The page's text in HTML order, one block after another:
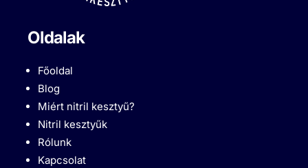
Oldalak
Főoldal
Blog
Miért nitril kesztyű?
Nitril kesztyűk
Rólunk
Kapcsolat